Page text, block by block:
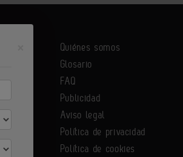
Quiénes somos
Glosario
FAQ
Publicidad
Aviso legal
Política de privacidad
Política de cookies